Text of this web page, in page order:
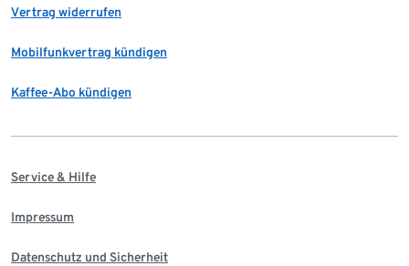
Vertrag widerrufen
Mobilfunkvertrag kündigen
Kaffee-Abo kündigen
Service & Hilfe
Impressum
Datenschutz und Sicherheit